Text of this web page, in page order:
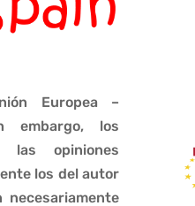
Europea –
embargo, los
opiniones
los del autor